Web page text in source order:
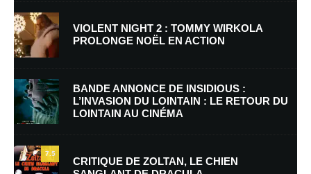
E-mail *
Enregistrer mon nom, mon e-mail et mon site dans le navigateur pour
mon prochain commentaire.
Prévenez-moi de tous les nouveaux commentaires par e-mail.
VIOLENT NIGHT 2 : TOMMY WIRKOLA
PROLONGE NOËL EN ACTION
BANDE ANNONCE DE INSIDIOUS :
L’INVASION DU LOINTAIN : LE RETOUR DU
LOINTAIN AU CINÉMA
7.5
CRITIQUE DE ZOLTAN, LE CHIEN